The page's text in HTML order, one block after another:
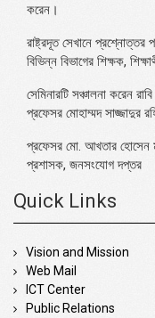
করেন।
রাষ্ট্রদূত সেখানে প্রশ্নোত্তর
বিভিন্ন বিভাগের শিক্ষক,
সেমিনারটি সঞ্চালনা করেন
প্রফেসর মোহাম্মদ সাজ্জাদুর
প্রফেসর মো. আখতার হোসেন
প্রশাসক, জনসংযোগ দপ্তর
Quick Links
Vision and Mission
Web Mail
ICT Center
Public Relations